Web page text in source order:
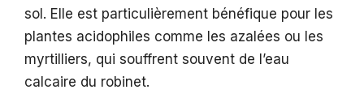
sol. Elle est particulièrement bénéfique pour les
plantes acidophiles comme les azalées ou les
myrtilliers, qui souffrent souvent de l’eau
calcaire du robinet.